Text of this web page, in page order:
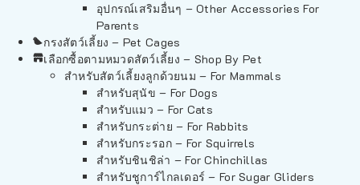
อุปกรณ์เสริมอื่นๆ – Other Accessories For
Parents
กรงสัตว์เลี้ยง – Pet Cages
เลือกซื้อตามหมวดสัตว์เลี้ยง – Shop By Pet
สำหรับสัตว์เลี้ยงลูกด้วยนม – For Mammals
สำหรับสุนัข – For Dogs
สำหรับแมว – For Cats
สำหรับกระต่าย – For Rabbits
สำหรับกระรอก – For Squirrels
สำหรับชินชิล่า – For Chinchillas
สำหรับชูการ์ไกลเดอร์ – For Sugar Gliders